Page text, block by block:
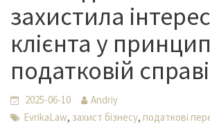
захистила
клієнта у
податковій справі
2025-06-10
Andriy
EvrikaLaw, захист бізнесу, податкові